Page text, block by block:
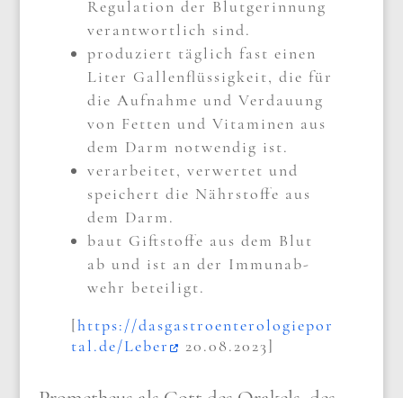
Regu­la­ti­on der Blut­ge­rin­nung
ver­ant­wort­lich sind.
pro­du­ziert täg­lich fast einen
Liter Gal­len­flüs­sig­keit, die für
die Auf­nah­me und Ver­dau­ung
von Fet­ten und Vit­ami­nen aus
dem Darm not­wen­dig ist.
ver­ar­bei­tet, ver­wer­tet und
spei­chert die Nähr­stof­fe aus
dem Darm.
baut Gift­stof­fe aus dem Blut
ab und ist an der Immun­ab­
wehr betei­ligt.
[https://​das​ga​stro​en​te​ro​lo​gie​por​
tal​.de/​L​e​ber
20.08.2023]